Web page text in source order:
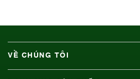
VỀ CHÚNG TÔI